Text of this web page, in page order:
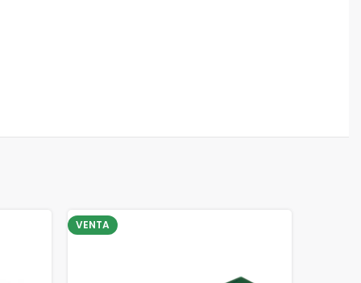
VENTA